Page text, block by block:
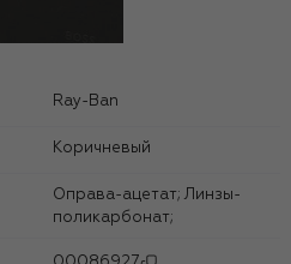
Ray-Ban
Коричневый
Оправа-ацетат; Линзы-
поликарбонат;